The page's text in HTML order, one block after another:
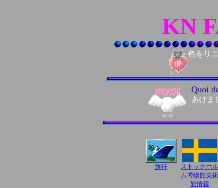
KN
色をリ
Quoi
あけま
旅行
ストックホル
ム博物館美術
館情報